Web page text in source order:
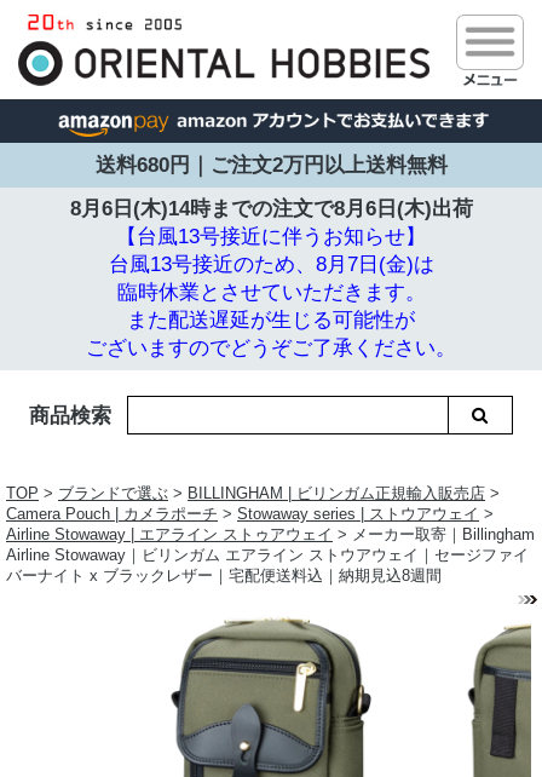
送料680円｜ご注文2万円以上送料無料
8月6日(木)14時までの注文で8月6日(木)出荷
【台風13号接近に伴うお知らせ】
台風13号接近のため、8月7日(金)は
臨時休業とさせていただきます。
また配送遅延が生じる可能性が
ございますのでどうぞご了承ください。
商品検索
TOP > ブランドで選ぶ > BILLINGHAM | ビリンガム正規輸入販売店 >
Camera Pouch | カメラポーチ > Stowaway series | ストウアウェイ >
Airline Stowaway | エアライン ストゥアウェイ > メーカー取寄｜Billingham
Airline Stowaway｜ビリンガム エアライン ストウアウェイ｜セージファイ
バーナイト x ブラックレザー｜宅配便送料込｜納期見込8週間